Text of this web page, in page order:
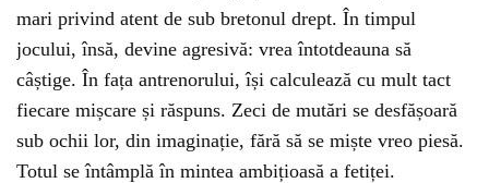
mari privind atent de sub bretonul drept. În timpul
jocului, însă, devine agresivă: vrea întotdeauna să
câștige. În fața antrenorului, își calculează cu mult tact
fiecare mișcare și răspuns. Zeci de mutări se desfășoară
sub ochii lor, din imaginație, fără să se miște vreo piesă.
Totul se întâmplă în mintea ambițioasă a fetiței.